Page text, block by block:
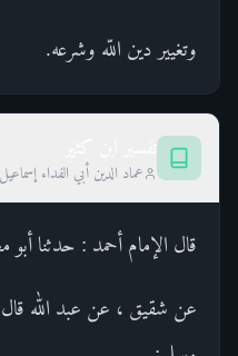
وتغيير دين اللّه وشرعه.
عماد الدين أبي الفداء
قال الإمام أحمد : حدثنا
عن شقيق ، عن عبد الله قال